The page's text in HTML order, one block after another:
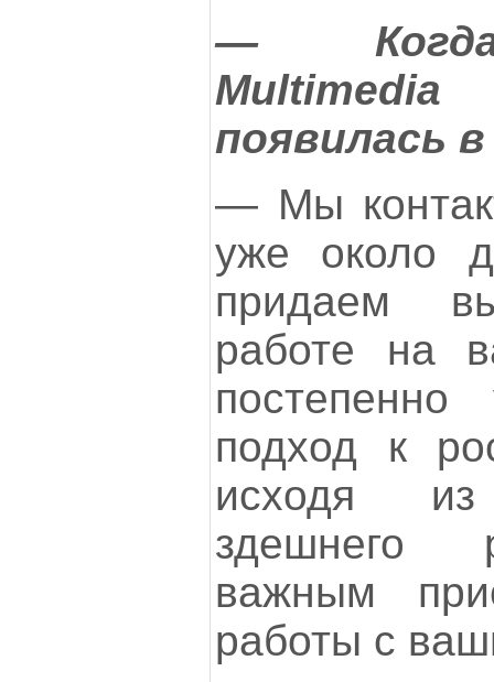
— Когда
появилась
— Мы
уже около
придаем
работе на
постепенно
подход к
исходя из
здешнего
важным
работы с